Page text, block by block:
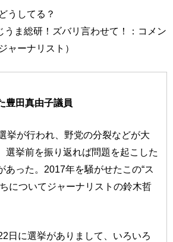
うしてる？
うま総研！ズバリ言わせて！：コメン
ャーナリスト）
豊田真由子議員
挙が行われ、野党の分裂などが大
選挙前を振り返れば問題を起こした
あった。2017年を騒がせたこの“ス
についてジャーナリストの鈴木哲
日に選挙がありまして、いろいろ